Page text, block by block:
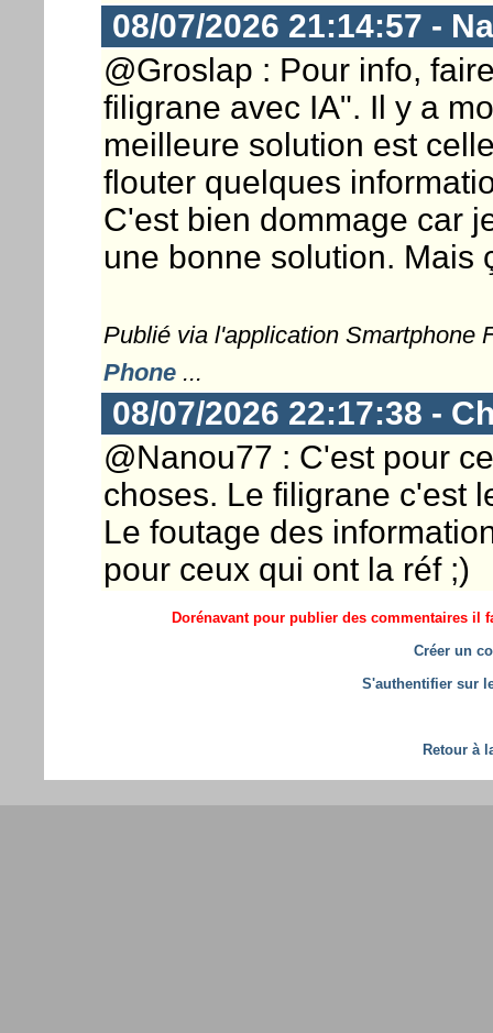
08/07/2026 21:14:57 -
@Groslap : Pour info,
filigrane avec IA". Il y a
meilleure solution est
flouter quelques
C'est bien dommage car
une bonne solution. Mais
Publié via l'application Smartphone
Phone...
08/07/2026 22:17:38 -
@Nanou77 : C'est pour
choses. Le filigrane c'est
Le foutage des
pour ceux qui ont la réf ;)
Dorénavant pour publier des commentaires il
Créer un
S'authentifier sur
Retour à